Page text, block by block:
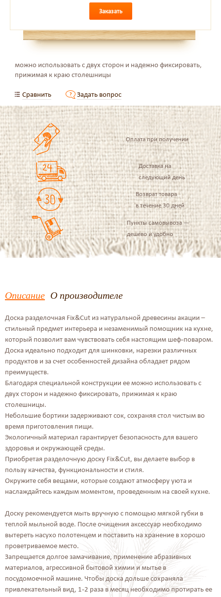
Заказать
можно использовать с двух сторон и надежно фиксировать,
прижимая к краю столешницы
Сравнить Задать вопрос
Оплата при получении
Доставка на
следующий день
Возврат товара
в течение 30 дней
Пункты самовывоза —
дешево и удобно
Описание О производителе
Доска разделочная Fix&Cut из натуральной древесины акации –
стильный предмет интерьера и незаменимый помощник на кухне,
который позволит вам чувствовать себя настоящим шеф-поваром.
Доска идеально подходит для шинковки, нарезки различных
продуктов и за счет особенностей дизайна обладает рядом
преимуществ.
Благодаря специальной конструкции ее можно использовать с
двух сторон и надежно фиксировать, прижимая к краю
столешницы.
Небольшие бортики задерживают сок, сохраняя стол чистым во
время приготовления пищи.
Экологичный материал гарантирует безопасность для вашего
здоровья и окружающей среды.
Приобретая разделочную доску Fix&Cut, вы делаете выбор в
пользу качества, функциональности и стиля.
Окружите себя вещами, которые создают атмосферу уюта и
наслаждайтесь каждым моментом, проведенным на своей кухне.
Доску рекомендуется мыть вручную с помощью мягкой губки в
теплой мыльной воде. После очищения аксессуар необходимо
вытереть насухо полотенцем и поставить на хранение в хорошо
проветриваемое место.
Запрещается долгое замачивание, применение абразивных
материалов, агрессивной бытовой химии и мытье в
посудомоечной машине. Чтобы доска дольше сохраняла
привлекательный вид, 1-2 раза в месяц необходимо протирать ее